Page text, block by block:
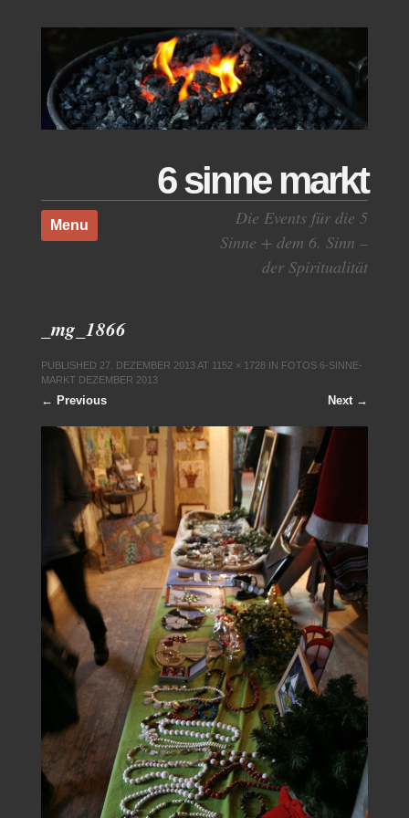
6 sinne markt
Die Events für die 5
Sinne + dem 6. Sinn –
der Spiritualität
Menu
Skip to content
_mg_1866
PUBLISHED 27. DEZEMBER 2013AT 1152 × 1728IN FOTOS 6-SINNE-
MARKT DEZEMBER 2013
← Previous Next →